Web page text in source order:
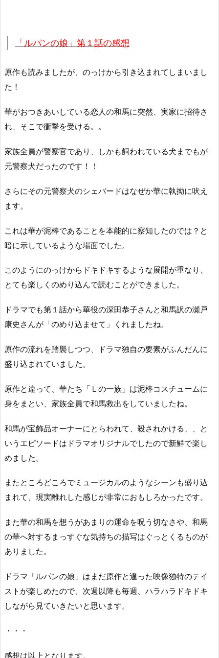
「ルパンの娘」第１話の感想
原作も読みましたが、のっけから引き込まれてしまいまし
た！
華がおつきあいしている恋人の和馬に突然、実家に招待さ
れ、そこで衝撃を受ける。。
家族全員が警察官であり、しかも飼われている犬までもが
元警察犬だったのです！！
さらにその元警察犬のシェバードはなぜか華に執拗に吠え
ます。
これは華が泥棒であることを本能的に察知したのでは？と
暗に示しているような場面でした。
このようにのっけからドキドキするような展開が重なり、
とても楽しくのめり込んで読むことができました。
ドラマでも第１話から華役の深田恭子さんと和馬訳の瀬戸
康史さんが「のめり込ませて」くれましたね。
原作の流れを踏襲しつつ、ドラマ独自の要素がふんだんに
盛り込まれていました。
原作と違って、華たち「Ｌの一族」は泥棒コスチュームに
身をまとい、家族全員で和馬救出をしていましたね。
和馬が宝飾品オーナーにとらわれて、殺されかける、、と
いうエピソードはドラマオリジナルでしたので新鮮で楽し
めました。
またところどころでミュージカルのようなシーンも盛り込
まれて、現実離れした感じが非常におもしろかったです。
また華の和馬を想うがあまりの運命を呪う切なさや、和馬
の華へ対するまっすぐな気持ちの描写はぐっとくるものが
ありました。
ドラマ「ルパンの娘」はまだ原作と違った映像独特のテイ
ストが楽しめたので、次週以降も毎週、ハラハラドキドキ
しながら見ていきたいと思います。
・・・
感想は以上となります。